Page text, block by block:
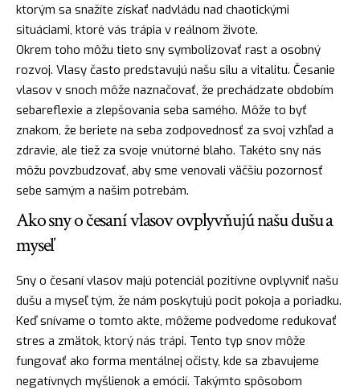
ktorým sa snažíte získať nadvládu nad chaotickými
situáciami, ktoré vás trápia v reálnom živote.
Okrem toho môžu tieto sny symbolizovať rast a osobný
rozvoj. Vlasy často predstavujú našu silu a vitalitu. Česanie
vlasov v snoch môže naznačovať, že prechádzate obdobím
sebareflexie a zlepšovania seba samého. Môže to byť
znakom, že beriete na seba zodpovednosť za svoj vzhľad a
zdravie, ale tiež za svoje vnútorné blaho. Takéto sny nás
môžu povzbudzovať, aby sme venovali väčšiu pozornosť
sebe samým a našim potrebám.
Ako sny o česaní vlasov ovplyvňujú našu dušu a
myseľ
Sny o česaní vlasov majú potenciál pozitívne ovplyvniť našu
dušu a myseľ tým, že nám poskytujú pocit pokoja a poriadku.
Keď snívame o tomto akte, môžeme podvedome redukovať
stres a zmätok, ktorý nás trápi. Tento typ snov môže
fungovať ako forma mentálnej očisty, kde sa zbavujeme
negatívnych myšlienok a emócií. Takýmto spôsobom